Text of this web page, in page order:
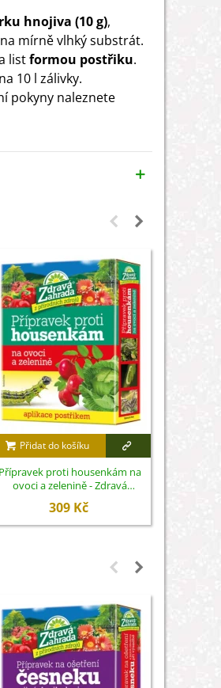
hnojiva (10 g),
mírně vlhký substrát.
listformou postřiku.
10 l zálivky.
pokyny naleznete
Přidat do košíku
Přípravek proti housenkám na
ovoci a zelenině - Zdravá
g
309 Kč